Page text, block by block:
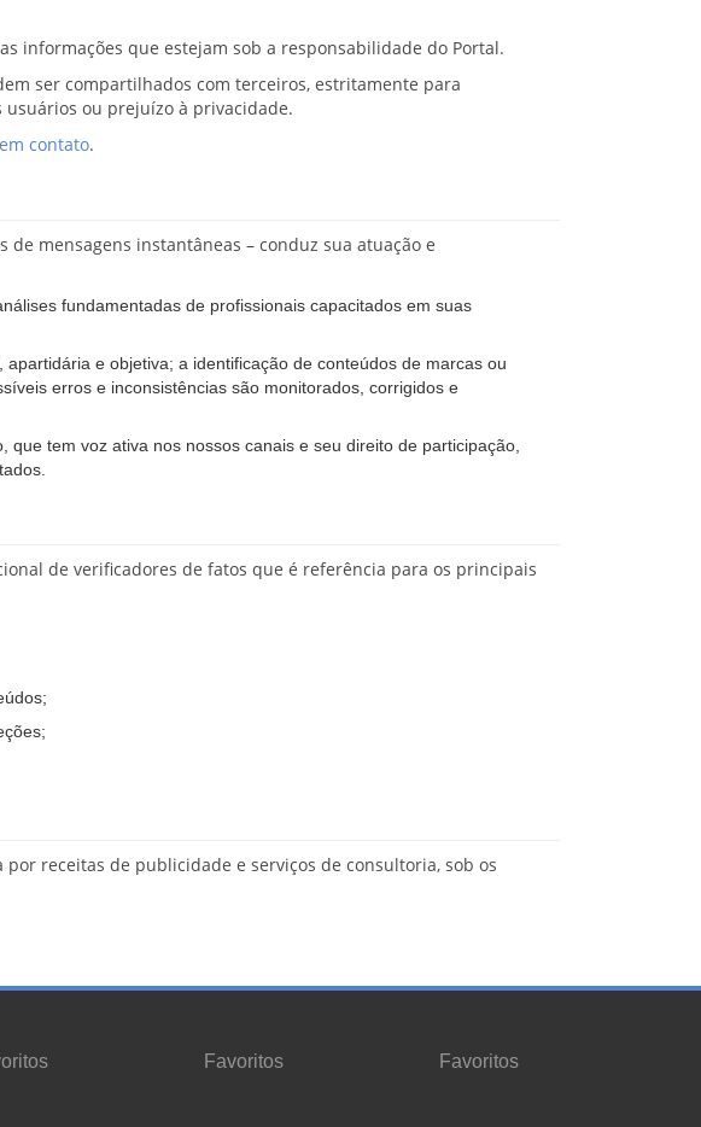
informações que estejam sob a responsabilidade do Portal.
ser compartilhados com terceiros, estritamente para
usuários ou prejuízo à privacidade.
contato.
mensagens instantâneas – conduz sua atuação e
fundamentadas de profissionais capacitados em suas
e objetiva; a identificação de conteúdos de marcas ou
erros e inconsistências são monitorados, corrigidos e
tem voz ativa nos nossos canais e seu direito de participação,
de verificadores de fatos que é referência para os principais
receitas de publicidade e serviços de consultoria, sob os
Favoritos Favoritos